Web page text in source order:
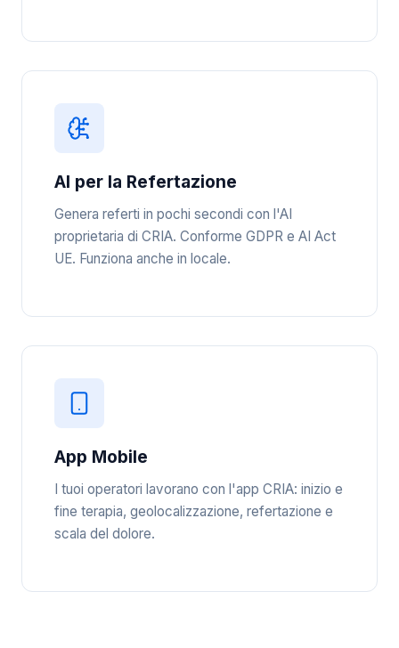
AI per la Refertazione
Genera referti in pochi secondi con l'AI
proprietaria di CRIA. Conforme GDPR e AI Act
UE. Funziona anche in locale.
App Mobile
I tuoi operatori lavorano con l'app CRIA: inizio e
fine terapia, geolocalizzazione, refertazione e
scala del dolore.